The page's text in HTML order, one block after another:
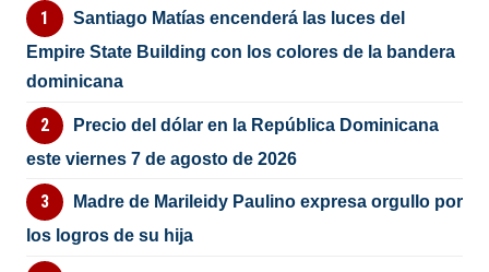
Santiago Matías encenderá las luces del
Empire State Building con los colores de la bandera
dominicana
Precio del dólar en la República Dominicana
este viernes 7 de agosto de 2026
Madre de Marileidy Paulino expresa orgullo por
los logros de su hija